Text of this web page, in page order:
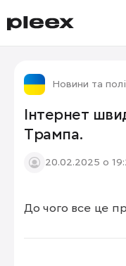
Новини та
Інтернет
Трампа.
20.02.2025 о
До чого все це